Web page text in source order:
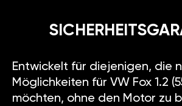
Entwickelt für diejenigen, die
Möglichkeiten für VW Fox 1.2
möchten, ohne den Motor zu